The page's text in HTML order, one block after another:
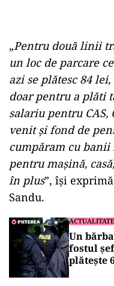
„Pentru două linii
un loc de parcare
azi se plătesc 84
doar pentru a plăti
salariu pentru CAS,
venit și fond de
cumpăram cu
pentru mașină,
în plus”, își
Sandu.
ACTUALITATE
Un
fostul
plătește